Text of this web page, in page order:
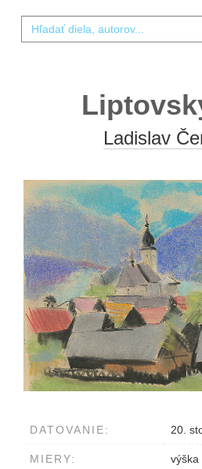
Ladislav
DATOVANIE: 20.
MIERY: výška